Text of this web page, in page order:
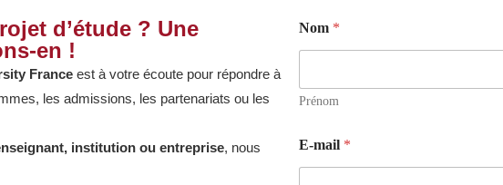
d’étude ? Une
en !
France est à votre écoute pour répondre à
les admissions, les partenariats ou les
institution ou entreprise, nous
Nom *
Prénom
e
s
E-mail *